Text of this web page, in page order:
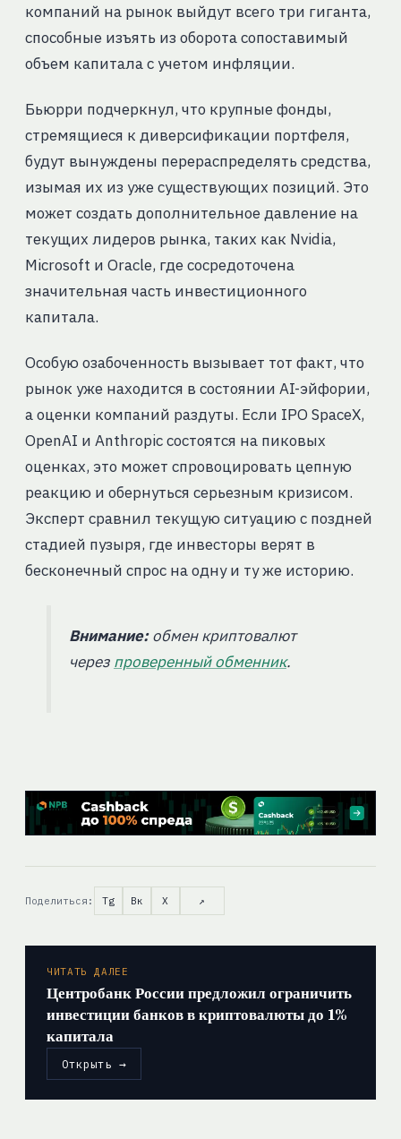
компаний на рынок выйдут всего три гиганта,
способные изъять из оборота сопоставимый
объем капитала с учетом инфляции.
Бьюрри подчеркнул, что крупные фонды,
стремящиеся к диверсификации портфеля,
будут вынуждены перераспределять средства,
изымая их из уже существующих позиций. Это
может создать дополнительное давление на
текущих лидеров рынка, таких как Nvidia,
Microsoft и Oracle, где сосредоточена
значительная часть инвестиционного
капитала.
Особую озабоченность вызывает тот факт, что
рынок уже находится в состоянии AI-эйфории,
а оценки компаний раздуты. Если IPO SpaceX,
OpenAI и Anthropic состоятся на пиковых
оценках, это может спровоцировать цепную
реакцию и обернуться серьезным кризисом.
Эксперт сравнил текущую ситуацию с поздней
стадией пузыря, где инвесторы верят в
бесконечный спрос на одну и ту же историю.
Внимание:обмен криптовалют
через проверенный обменник.
Поделиться: Tg Вк X ↗
ЧИТАТЬ ДАЛЕЕ
Центробанк России предложил ограничить
инвестиции банков в криптовалюты до 1%
капитала
Открыть →